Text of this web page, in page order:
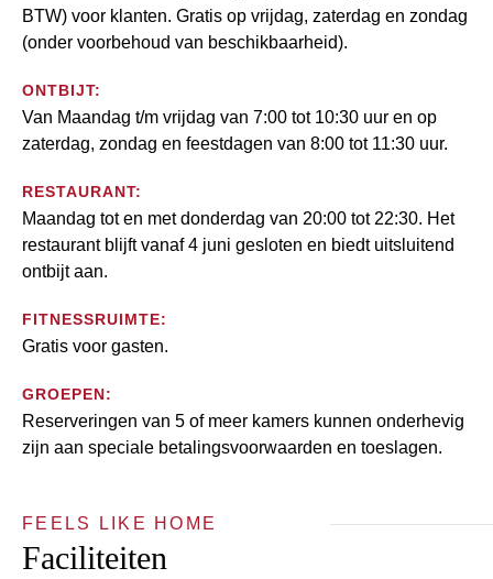
BTW) voor klanten. Gratis op vrijdag, zaterdag en zondag
(onder voorbehoud van beschikbaarheid).
ONTBIJT:
Van Maandag t/m vrijdag van 7:00 tot 10:30 uur en op
zaterdag, zondag en feestdagen van 8:00 tot 11:30 uur.
RESTAURANT:
Maandag tot en met donderdag van 20:00 tot 22:30. Het
restaurant blijft vanaf 4 juni gesloten en biedt uitsluitend
ontbijt aan.
FITNESSRUIMTE:
Gratis voor gasten.
GROEPEN:
Reserveringen van 5 of meer kamers kunnen onderhevig
zijn aan speciale betalingsvoorwaarden en toeslagen.
FEELS LIKE HOME
Faciliteiten